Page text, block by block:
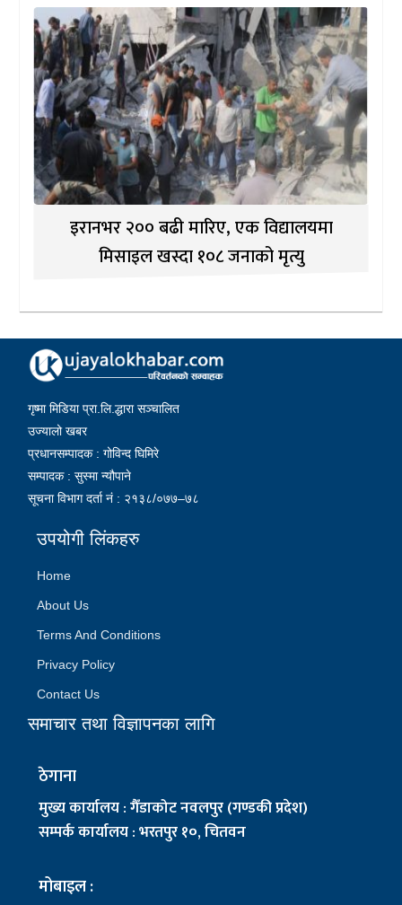
इरानभर २०० बढी मारिए, एक विद्यालयमा
मिसाइल खस्दा १०८ जनाको मृत्यु
गृष्मा मिडिया प्रा.लि.द्धारा सञ्चालित
उज्यालो खबर
प्रधानसम्पादक : गोविन्द घिमिरे
सम्पादक : सुस्मा न्यौपाने
सूचना विभाग दर्ता नं : २१३८/०७७–७८
उपयोगी लिंकहरु
Home
About Us
Terms And Conditions
Privacy Policy
Contact Us
समाचार तथा विज्ञापनका लागि
ठेगाना
मुख्य कार्यालय : गैँडाकोट नवलपुर (गण्डकी प्रदेश)
सम्पर्क कार्यालय : भरतपुर १०, चितवन
मोबाइल :